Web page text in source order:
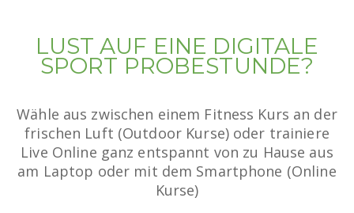
LUST AUF EINE DIGITALE
SPORT PROBESTUNDE?
Wähle aus zwischen einem Fitness Kurs an der
frischen Luft (Outdoor Kurse) oder trainiere
Live Online ganz entspannt von zu Hause aus
am Laptop oder mit dem Smartphone (Online
Kurse)